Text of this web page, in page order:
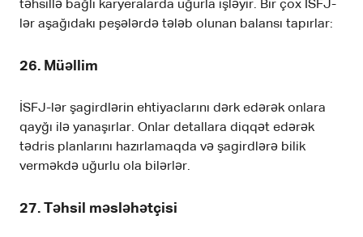
təhsillə bağlı karyeralarda uğurla işləyir. Bir çox İSFJ-
lər aşağıdakı peşələrdə tələb olunan balansı tapırlar:
26. Müəllim
İSFJ-lər şagirdlərin ehtiyaclarını dərk edərək onlara
qayğı ilə yanaşırlar. Onlar detallara diqqət edərək
tədris planlarını hazırlamaqda və şagirdlərə bilik
verməkdə uğurlu ola bilərlər.
27. Təhsil məsləhətçisi